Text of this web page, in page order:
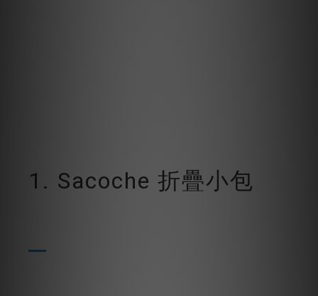
1. Sacoche 折疊小包